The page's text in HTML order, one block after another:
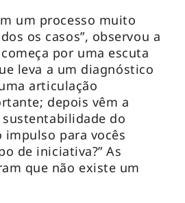
um processo muito
os casos”, observou a
por uma escuta
leva a um diagnóstico
articulação
depois vêm a
do
para vocês
de iniciativa?” As
que não existe um